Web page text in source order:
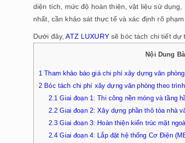
diện tích, mức độ hoàn thiện, vật liệu sử
nhất, cần khảo sát thực tế và xác định rõ phạm
Dưới đây,ATZ LUXURYsẽ bóc tách chi tiết dự
Nội Dung
1 Tham khảo báo giá chi phí xây dựng văn
2 Bóc tách chi phí xây dựng văn phòng theo
2.1 Giai đoạn 1: Thi công nền móng và tầng
2.2 Giai đoạn 2: Xây dựng phần thô tòa nhà
2.3 Giai đoạn 3: Hoàn thiện kiến trúc mặt
2.4 Giai đoạn 4: Lắp đặt hệ thống Cơ Điện